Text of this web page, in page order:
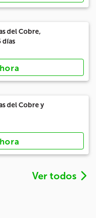
del Cobre,
días
del Cobre y
Ver todos